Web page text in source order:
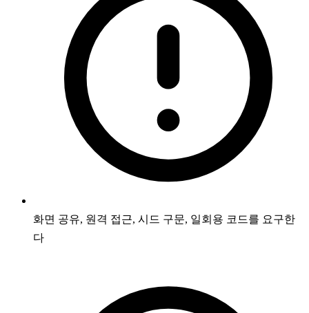
화면 공유, 원격 접근, 시드 구문, 일회용 코드를 요구한
다